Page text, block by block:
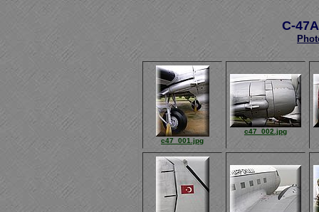
C-
c47_001.jpg
c47_002.jpg